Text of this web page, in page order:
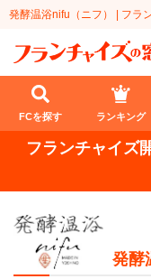
発酵温浴nifu（ニフ） | フラ
代理店業
開業資金
FCを探す ランキング
フランチャイズ
発酵